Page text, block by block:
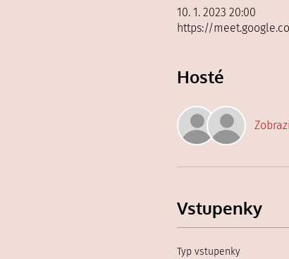
10. 1. 2023 20:00
https://
Hosté
Vstupenky
Typ vstupenky